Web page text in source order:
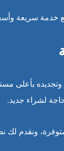
سريعة
بأعلى
لشراء جديد.
ونقدم لك